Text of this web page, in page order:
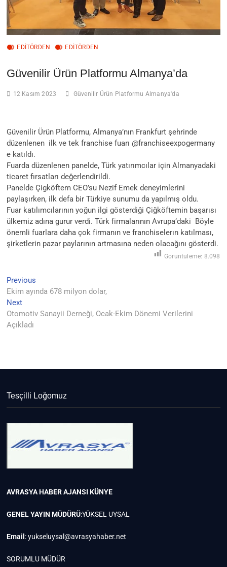
EDITÖRDEN EDİTÖRDEN
Güvenilir Ürün Platformu Almanya’da
12 Kasım 2023 Güvenilir Ürün Platformu Almanya'da
Güvenilir Ürün Platformu, Almanya’nın Frankfurt şehrinde
düzenlenen ilk ve tek franchise fuarı @franchiseexpogermany
e katıldı.
Fuarda düzenlenen panelde, Türk yatırımcılar için Almanyadaki
ticaret fırsatları değerlendirildi.
Panelde Çigköftem CEO’su Nezif Emek deneyimlerini
paylaşırken, ilk defa bir Türkiye sunumu da yapılmış oldu.
Fuar katılımcılarının yoğun ilgi gösterdiği Çiğköftemin başarısı
ülkemiz adına gurur verdi. Türk firmalarının Avrupa’daki Böyle
önemli fuarlara daha çok firmanın ve franchiselerın katılması,
şirketlerin pazar paylarının artmasına neden olacağını gösterdi.
Goruntuleme: 8.098
Yazı
gezinmesi
Previous
post:
Ekim ayında 678 milyon dolar,
NextNext
post:
Otomotiv Sanayii Derneği, Ocak-Ekim Dönemi Verilerini
Açıkladı
Tesçilli Loğomuz
AVRASYA HABER AJANSIKÜNYE
GENEL YAYIN MÜDÜRÜ:YÜKSEL UYSAL
Email :yukseluysal@avrasyahaber.net
SORUMLU MÜDÜR